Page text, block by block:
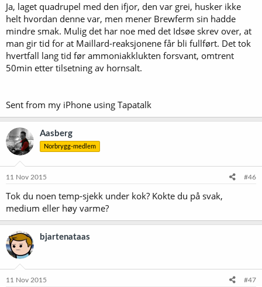
Ja, laget quadrupel med den ifjor, den var grei, husker ikke
helt hvordan denne var, men mener Brewferm sin hadde
mindre smak. Mulig det har noe med det Idsøe skrev over, at
man gir tid for at Maillard-reaksjonene får bli fullført. Det tok
hvertfall lang tid før ammoniakklukten forsvant, omtrent
50min etter tilsetning av hornsalt.
Sent from my iPhone using Tapatalk
Aasberg
Norbrygg-medlem
11 Nov 2015 #46
Tok du noen temp-sjekk under kok? Kokte du på svak,
medium eller høy varme?
bjartenataas
11 Nov 2015 #47